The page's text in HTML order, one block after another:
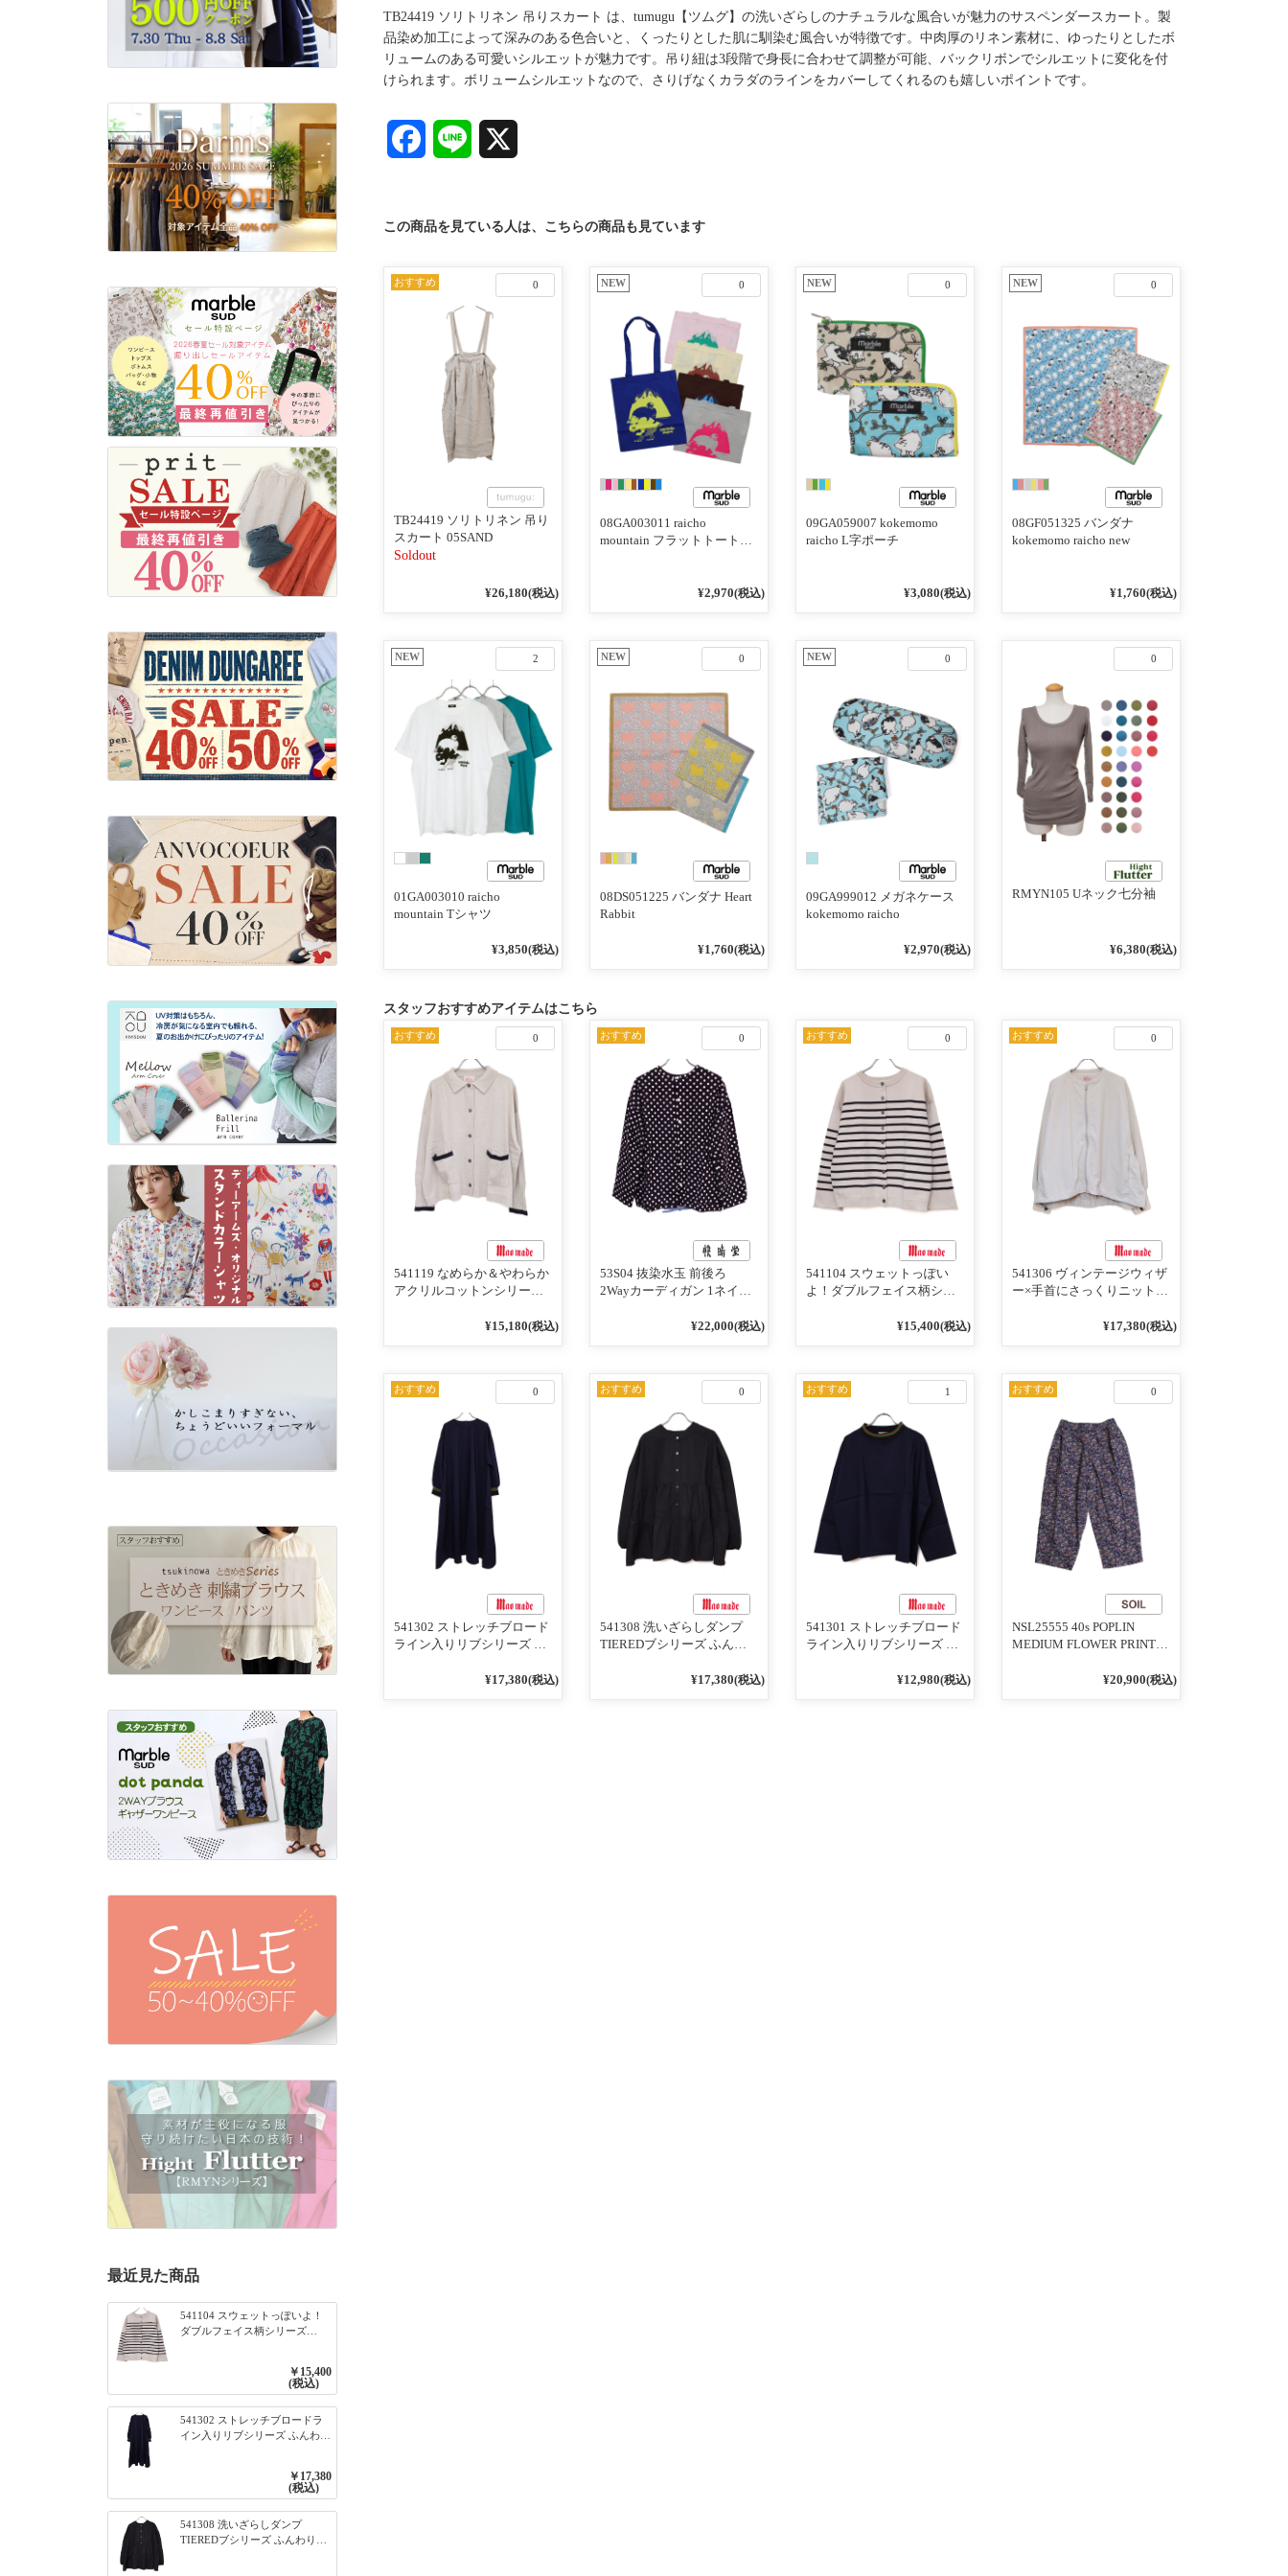
TB24419 ソリトリネン 吊りスカート は、tumugu【ツムグ】の洗いざらしのナチュラルな風合いが魅力のサスペンダースカート。製
品染め加工によって深みのある色合いと、くったりとした肌に馴染む風合いが特徴です。中肉厚のリネン素材に、ゆったりとしたボ
リュームのある可愛いシルエットが魅力です。吊り紐は3段階で身長に合わせて調整が可能、バックリボンでシルエットに変化を付
けられます。ボリュームシルエットなので、さりげなくカラダのラインをカバーしてくれるのも嬉しいポイントです。
FacebookLine
この商品を見ている人は、こちらの商品も見ています
0
おすすめ
TB24419 ソリトリネン 吊り
スカート 05SAND
Soldout
¥26,180(税込)
0
NEW
08GA003011 raicho
mountain フラットトートバ
¥2,970(税込)
0
NEW
09GA059007 kokemomo
raicho L字ポーチ
¥3,080(税込)
0
NEW
08GF051325 バンダナ
kokemomo raicho new
¥1,760(税込)
2
NEW
01GA003010 raicho
mountain Tシャツ
¥3,850(税込)
0
NEW
08DS051225 バンダナ Heart
Rabbit
¥1,760(税込)
0
NEW
09GA999012 メガネケース
kokemomo raicho
¥2,970(税込)
0
RMYN105 Uネック七分袖
¥6,380(税込)
スタッフおすすめアイテムはこちら
0
おすすめ
541119 なめらか＆やわらか
アクリルコットンシリーズ
ロカーディガン 10ベージュ
¥15,180(税込)
0
おすすめ
53S04 抜染水玉 前後ろ
2Wayカーディガン 1ネイビ
¥22,000(税込)
0
おすすめ
541104 スウェットっぽい
よ！ダブルフェイス柄シリ
めて 2WAY プルオーバー
¥15,400(税込)
0
おすすめ
541306 ヴィンテージウィザ
ー×手首にさっくりニット付
ンドカラージャケット 02オ
¥17,380(税込)
0
おすすめ
541302 ストレッチブロード
ライン入りリブシリーズ ふ
入りリブワンピース 79ネイ
¥17,380(税込)
0
おすすめ
541308 洗いざらしダンプ
TIEREDブシリーズ ふんわ
99ブラック/クロ¥17,380(税込)
1
おすすめ
541301 ストレッチブロード
ライン入りリブシリーズ ロ
ライン入りリブプルオーバ
¥12,980(税込)
0
おすすめ
NSL25555 40s POPLIN
MEDIUM FLOWER PRINT
3800NAVY BASE¥20,900(税込)
最近見た商品
541104 スウェットっぽいよ！
ダブルフェイス柄シリーズ
ージュ×ネイビー／レッド￥15,400
(税込)
541302 ストレッチブロードラ
イン入りリブシリーズ ふんわり
￥17,380
(税込)
541308 洗いざらしダンプ
TIEREDブシリーズ ふんわりテ